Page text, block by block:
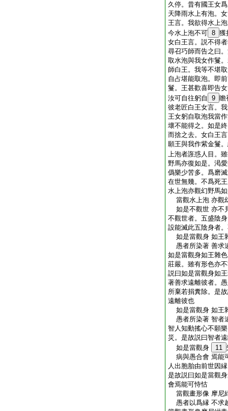
久停。昔有國王女
天降雨水上有泡。
王言。我欲得水上
今水上泡不可 8 獲
女白王言。説不得
尋召巧師而告之曰
取水泡與我女作鬘
師白王。我等不堪
自占堪能取泡。即
鬘。王甚歡喜即告
汝可自往躬自
9 瞻
彼老匠白王女言。
王女躬自取泡我當
壞不能得之。如是
而捨之去。女白王
願王與我作紫金鬘
上泡者誑惑人目。
野馬亦復如是。渇
僞樂少苦多。爲磨
在世無幾。不爲死
水上泡亦觀幻野馬
當觀水上泡 亦觀
如是不觀世 亦不
不觀世者。五盛陰
設能滅此五陰身者
如是當觀身 如王
愚者所染著 善求
如是當觀身如王雜
莊嚴。雖有形色亦
説曰如是當觀身如
著善求遠離彼者。
所棄若捐糞除。是
遠離彼也
如是當觀身 如王
愚者所染著 智者
智人知動搖心不願
災。是故説曰智者
如是當觀身
11
病與愚合會 焉能
人出胞胎由前世因
是故説曰如是當觀
會焉能可恃怙
當觀畫形像 摩尼
愚者以爲縁 不求